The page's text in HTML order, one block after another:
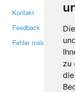
zu
Kontakt
Feedback
Fehler melden